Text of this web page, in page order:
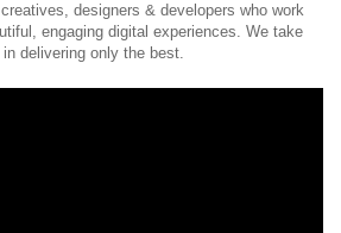
designers & developers who work
engaging digital experiences. We take
in delivering only the best.